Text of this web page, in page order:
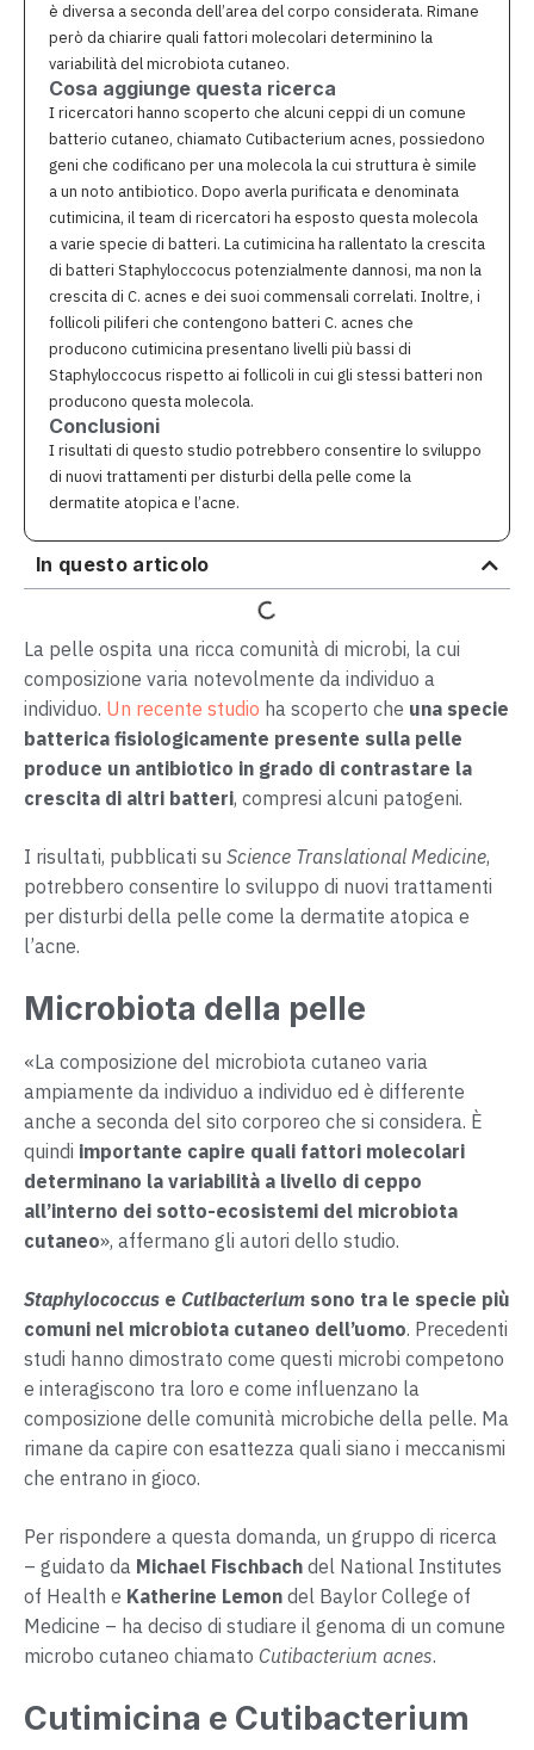
è diversa a seconda dell’area del corpo considerata. Rimane
però da chiarire quali fattori molecolari determinino la
variabilità del microbiota cutaneo.
Cosa aggiunge questa ricerca
I ricercatori hanno scoperto che alcuni ceppi di un comune
batterio cutaneo, chiamato Cutibacterium acnes, possiedono
geni che codificano per una molecola la cui struttura è simile
a un noto antibiotico. Dopo averla purificata e denominata
cutimicina, il team di ricercatori ha esposto questa molecola
a varie specie di batteri. La cutimicina ha rallentato la crescita
di batteri Staphyloccocus potenzialmente dannosi, ma non la
crescita di C. acnes e dei suoi commensali correlati. Inoltre, i
follicoli piliferi che contengono batteri C. acnes che
producono cutimicina presentano livelli più bassi di
Staphyloccocus rispetto ai follicoli in cui gli stessi batteri non
producono questa molecola.
Conclusioni
I risultati di questo studio potrebbero consentire lo sviluppo
di nuovi trattamenti per disturbi della pelle come la
dermatite atopica e l’acne.
In questo articolo
La pelle ospita una ricca comunità di microbi, la cui
composizione varia notevolmente da individuo a
individuo. Un recente studio ha scoperto che una specie
batterica fisiologicamente presente sulla pelle
produce un antibiotico in grado di contrastare la
crescita di altri batteri, compresi alcuni patogeni.
I risultati, pubblicati su Science Translational Medicine,
potrebbero consentire lo sviluppo di nuovi trattamenti
per disturbi della pelle come la dermatite atopica e
l’acne.
Microbiota della pelle
«La composizione del microbiota cutaneo varia
ampiamente da individuo a individuo ed è differente
anche a seconda del sito corporeo che si considera. È
quindi importante capire quali fattori molecolari
determinano la variabilità a livello di ceppo
all’interno dei sotto-ecosistemi del microbiota
cutaneo», affermano gli autori dello studio.
Staphylococcus e Cutibacterium sono tra le specie più
comuni nel microbiota cutaneo dell’uomo. Precedenti
studi hanno dimostrato come questi microbi competono
e interagiscono tra loro e come influenzano la
composizione delle comunità microbiche della pelle. Ma
rimane da capire con esattezza quali siano i meccanismi
che entrano in gioco.
Per rispondere a questa domanda, un gruppo di ricerca
– guidato da Michael Fischbach del National Institutes
of Health e Katherine Lemon del Baylor College of
Medicine – ha deciso di studiare il genoma di un comune
microbo cutaneo chiamato Cutibacterium acnes.
Cutimicina e Cutibacterium